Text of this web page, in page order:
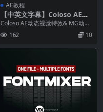
AE教程
【中英文字幕】Coloso AE动
态图形创意视觉特效MG动画
Coloso AE动态视觉特效& MG动画
入门教程（含工程文件） 本教程...
162 10